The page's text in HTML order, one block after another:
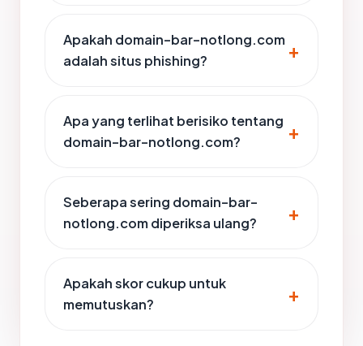
Apakah domain-bar-notlong.com
adalah situs phishing?
Apa yang terlihat berisiko tentang
domain-bar-notlong.com?
Seberapa sering domain-bar-
notlong.com diperiksa ulang?
Apakah skor cukup untuk
memutuskan?